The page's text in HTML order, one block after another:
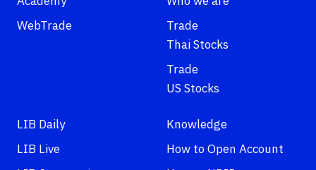
WebTrade
Trade
Thai Stocks
Trade
US Stocks
LIB Daily
LIB Live
Knowledge
How to Open Account